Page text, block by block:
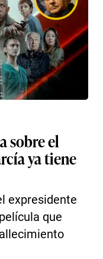
sobre el
ya tiene
expresidente
que